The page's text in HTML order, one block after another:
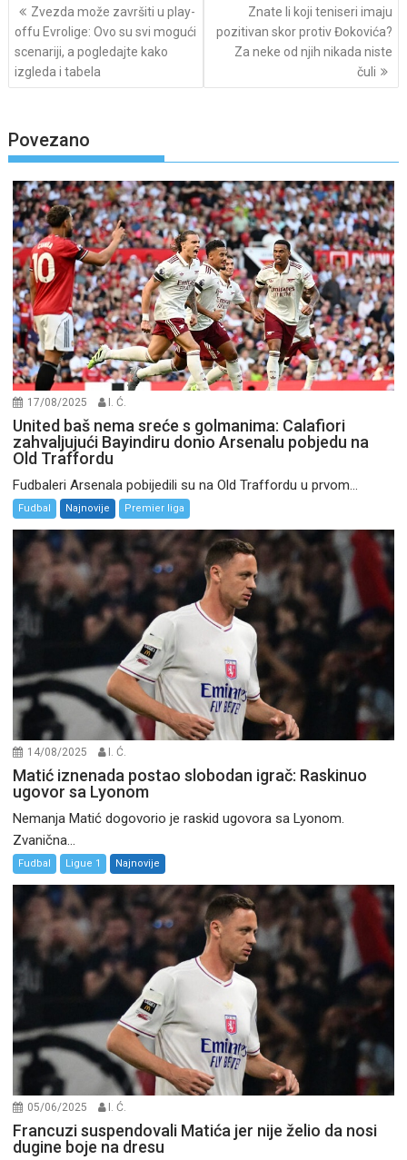
Post
navigation
Zvezda može završiti u play-
offu Evrolige: Ovo su svi mogući
scenariji, a pogledajte kako
izgleda i tabela
Znate li koji teniseri imaju
pozitivan skor protiv Đokovića?
Za neke od njih nikada niste
čuli
Povezano
17/08/2025 I. Ć.
United baš nema sreće s golmanima: Calafiori
zahvaljujući Bayindiru donio Arsenalu pobjedu na
Old Traffordu
Fudbaleri Arsenala pobijedili su na Old Traffordu u prvom...
Fudbal Najnovije Premier liga
14/08/2025 I. Ć.
Matić iznenada postao slobodan igrač: Raskinuo
ugovor sa Lyonom
Nemanja Matić dogovorio je raskid ugovora sa Lyonom.
Zvanična...
Fudbal Ligue 1 Najnovije
05/06/2025 I. Ć.
Francuzi suspendovali Matića jer nije želio da nosi
dugine boje na dresu